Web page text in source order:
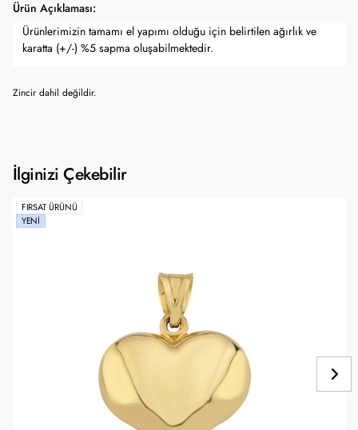
Ürün Açıklaması:
Ürünlerimizin tamamı el yapımı olduğu için belirtilen ağırlık ve
karatta (+/-) %5 sapma oluşabilmektedir.
Zincir dahil değildir.
İlginizi Çekebilir
FIRSAT ÜRÜNÜ
YENI